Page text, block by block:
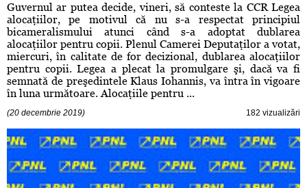
Guvernul ar putea decide, vineri, să conteste la CCR Legea
alocaţiilor, pe motivul că nu s-a respectat principiul
bicameralismului atunci când s-a adoptat dublarea
alocaţiilor pentru copii. Plenul Camerei Deputaţilor a votat,
miercuri, în calitate de for decizional, dublarea alocaţiilor
pentru copii. Legea a plecat la promulgare şi, dacă va fi
semnată de preşedintele Klaus Iohannis, va întra în vigoare
în luna următoare. Alocaţiile pentru ...
(20 decembrie 2019) 182 vizualizări